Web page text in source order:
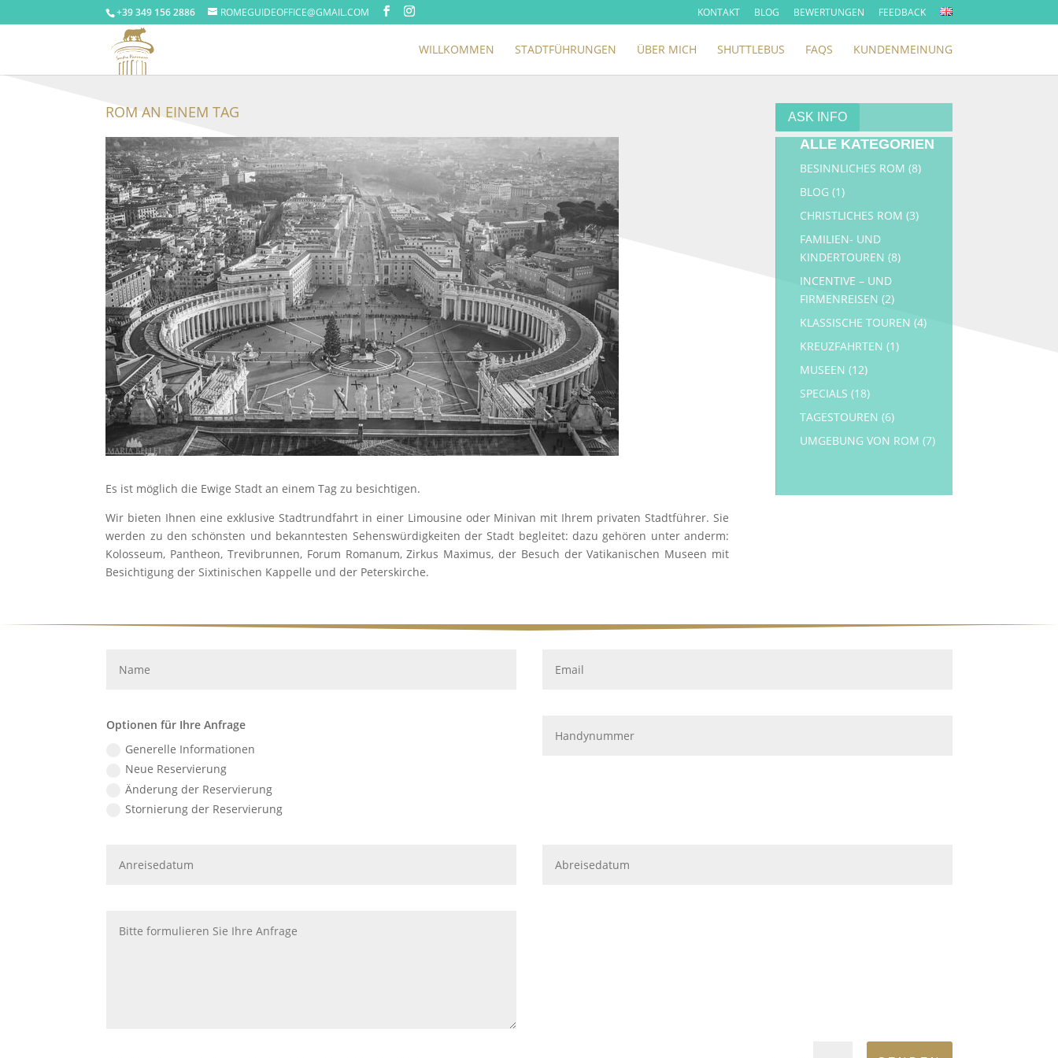
+39 349 156 2886 ROMEGUIDEOFFICE@GMAIL.COM KONTAKT BLOG BEWERTUNGEN FEEDBACK
WILLKOMMEN STADTFÜHRUNGEN ÜBER MICH SHUTTLEBUS FAQS KUNDENMEINUNG
ROM AN EINEM TAG ASK INFO
Es ist möglich die Ewige Stadt an einem Tag zu besichtigen.
Wir bieten Ihnen eine exklusive Stadtrundfahrt in einer Limousine oder Minivan mit Ihrem privaten Stadtführer. Sie
werden zu den schönsten und bekanntesten Sehenswürdigkeiten der Stadt begleitet: dazu gehören unter anderm:
Kolosseum, Pantheon, Trevibrunnen, Forum Romanum, Zirkus Maximus, der Besuch der Vatikanischen Museen mit
Besichtigung der Sixtinischen Kappelle und der Peterskirche.
ALLE KATEGORIEN
BESINNLICHES ROM (8)
BLOG (1)
CHRISTLICHES ROM (3)
FAMILIEN- UND
KINDERTOUREN (8)
INCENTIVE – UND
FIRMENREISEN (2)
KLASSISCHE TOUREN (4)
KREUZFAHRTEN (1)
MUSEEN (12)
SPECIALS (18)
TAGESTOUREN (6)
UMGEBUNG VON ROM (7)
Optionen für Ihre Anfrage
Generelle Informationen
Neue Reservierung
Änderung der Reservierung
Stornierung der Reservierung